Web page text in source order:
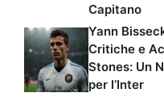
Capitano
Yann
Critiche e
Stones: Un
per l’Inter